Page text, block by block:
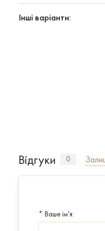
Інші варіанти:
Відгуки 0
* Ваше ім'я: